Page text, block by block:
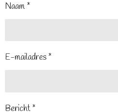
Naam *
E-mailadres *
Bericht *